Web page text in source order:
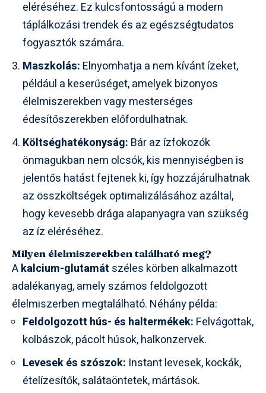
eléréséhez. Ez kulcsfontosságú a modern
táplálkozási trendek és az egészségtudatos
fogyasztók számára.
Maszkolás: Elnyomhatja a nem kívánt ízeket,
például a keserűséget, amelyek bizonyos
élelmiszerekben vagy mesterséges
édesítőszerekben előfordulhatnak.
Költséghatékonyság: Bár az ízfokozók
önmagukban nem olcsók, kis mennyiségben is
jelentős hatást fejtenek ki, így hozzájárulhatnak
az összköltségek optimalizálásához azáltal,
hogy kevesebb drága alapanyagra van szükség
az íz eléréséhez.
Milyen élelmiszerekben található meg?
Akalcium-glutamát széles körben alkalmazott
adalékanyag, amely számos feldolgozott
élelmiszerben megtalálható. Néhány példa:
Feldolgozott hús- és haltermékek: Felvágottak,
kolbászok, pácolt húsok, halkonzervek.
Levesek és szószok: Instant levesek, kockák,
ételízesítők, salátaöntetek, mártások.